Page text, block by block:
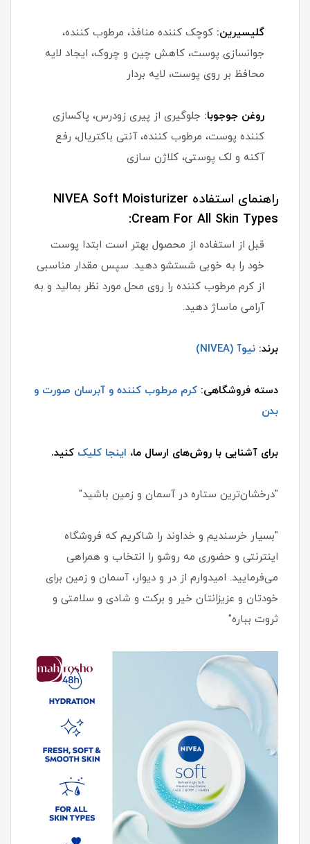
گلیسیرین: کوچک کننده منافذ، مرطوب کننده،
جوانسازی پوست، کاهش چین و چروک، ایجاد لایه
محافظ بر روی پوست، لایه بردار
روغن جوجوبا: جلوگیری از پیری زودرس، پاکسازی
کننده پوست، مرطوب کننده، آنتی باکتریال، رفع
آکنه و لک پوستی، کلاژن سازی
راهنمای استفاده NIVEA Soft Moisturizer
Cream For All Skin Types:
قبل از استفاده از محصول بهتر است ابتدا پوست
خود را به خوبی شستشو دهید. سپس مقدار مناسبی
از کرم مرطوب کننده را روی محل مورد نظر بمالید و به
آرامی ماساژ دهید.
برند: نیوآ (NIVEA)
دسته فروشگاهی: کرم مرطوب کننده و آبرسان صورت و
بدن
برای آشنایی با روش‌های ارسال ما، اینجا کلیک کنید.
"درخشان‌ترین ستاره در آسمان و زمین باشید"
"بسیار خرسندیم و خداوند را شاکریم که فروشگاه
اینترنتی و حضوری مه روشو را انتخاب و همراهی
می‌فرمایید. امیدوارم از در و دیوار، آسمان و زمین برای
خودتان و عزیزانتان خیر و برکت و شادی و سلامتی و
ثروت بباره"